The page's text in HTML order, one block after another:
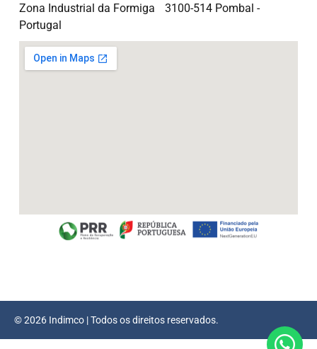
Zona Industrial da Formiga 3100-514 Pombal -
Portugal
© 2026 Indimco | Todos os direitos reservados.